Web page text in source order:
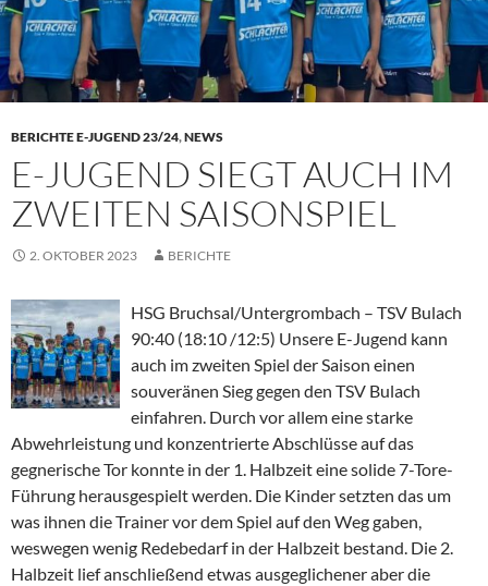
BERICHTE E-JUGEND 23/24,NEWS
E-JUGEND SIEGT AUCH IM
ZWEITEN SAISONSPIEL
2. OKTOBER 2023 BERICHTE
HSG Bruchsal/Untergrombach – TSV Bulach
90:40 (18:10 /12:5) Unsere E-Jugend kann
auch im zweiten Spiel der Saison einen
souveränen Sieg gegen den TSV Bulach
einfahren. Durch vor allem eine starke
Abwehrleistung und konzentrierte Abschlüsse auf das
gegnerische Tor konnte in der 1. Halbzeit eine solide 7-Tore-
Führung herausgespielt werden. Die Kinder setzten das um
was ihnen die Trainer vor dem Spiel auf den Weg gaben,
weswegen wenig Redebedarf in der Halbzeit bestand. Die 2.
Halbzeit lief anschließend etwas ausgeglichener aber die